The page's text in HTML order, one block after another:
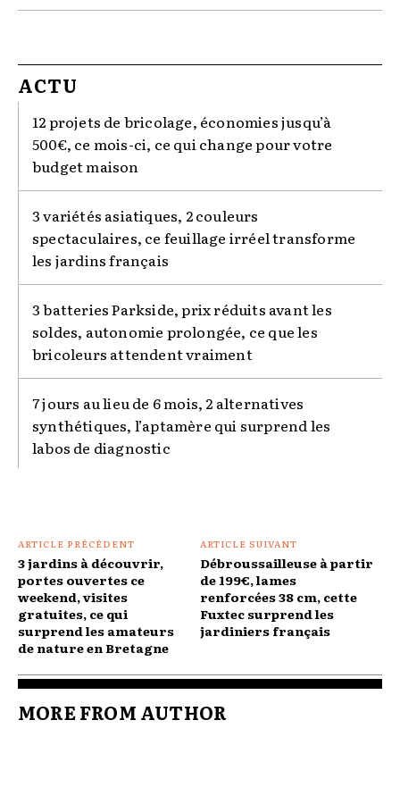
ACTU
12 projets de bricolage, économies jusqu’à
500€, ce mois-ci, ce qui change pour votre
budget maison
3 variétés asiatiques, 2 couleurs
spectaculaires, ce feuillage irréel transforme
les jardins français
3 batteries Parkside, prix réduits avant les
soldes, autonomie prolongée, ce que les
bricoleurs attendent vraiment
7 jours au lieu de 6 mois, 2 alternatives
synthétiques, l’aptamère qui surprend les
labos de diagnostic
ARTICLE PRÉCÉDENT
3 jardins à découvrir,
portes ouvertes ce
weekend, visites
gratuites, ce qui
surprend les amateurs
de nature en Bretagne
ARTICLE SUIVANT
Débroussailleuse à partir
de 199€, lames
renforcées 38 cm, cette
Fuxtec surprend les
jardiniers français
MORE FROM AUTHOR